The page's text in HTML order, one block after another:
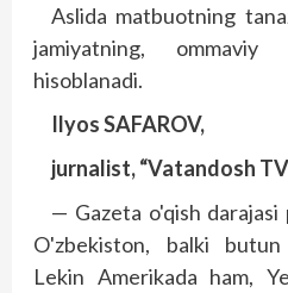
Aslida matbuotning
jamiyatning, ommaviy
hisoblanadi.
Ilyos SAFAROV,
jurnalist, “Vatandosh
— Gazeta o'qish
O'zbekiston, balki butun
Lekin Amerikada ham,